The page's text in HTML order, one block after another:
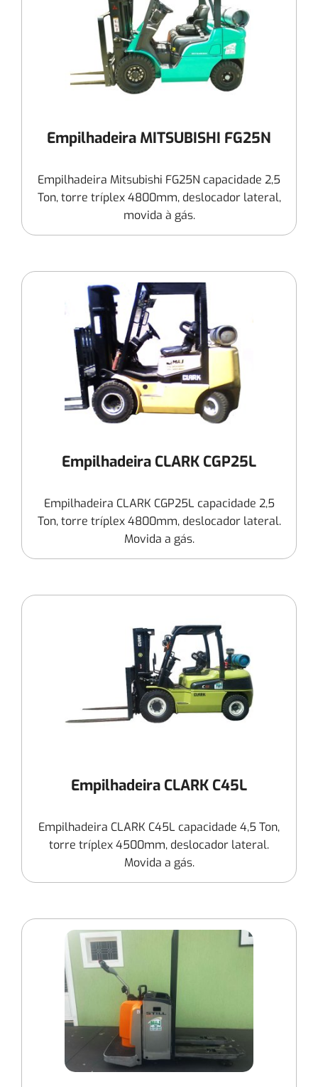
Empilhadeira MITSUBISHI FG25N
Empilhadeira Mitsubishi FG25N capacidade 2,5
Ton, torre tríplex 4800mm, deslocador lateral,
movida à gás.
Empilhadeira CLARK CGP25L
Empilhadeira CLARK CGP25L capacidade 2,5
Ton, torre tríplex 4800mm, deslocador lateral.
Movida a gás.
Empilhadeira CLARK C45L
Empilhadeira CLARK C45L capacidade 4,5 Ton,
torre tríplex 4500mm, deslocador lateral.
Movida a gás.